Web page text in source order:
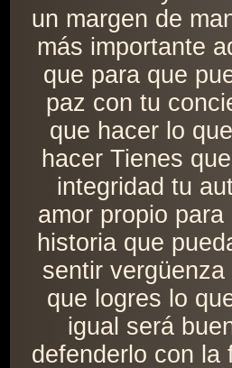
un margen de
más importante
que para que
paz con tu
que hacer lo
hacer Tienes
integridad tu
amor propio
historia que
sentir
que logres lo
igual será
defenderlo con la